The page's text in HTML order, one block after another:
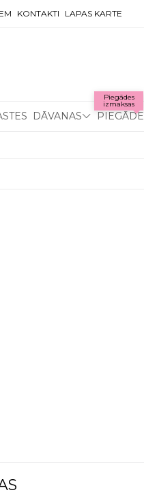
KONTAKTI LAPAS KARTE
DĀVANAS
Piegādes
izmaksas
PIEGĀDE